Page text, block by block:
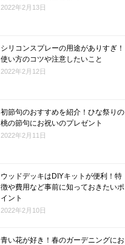
2022年2月13日
シリコンスプレーの用途がありすぎ！
使い方のコツや注意したいこと
2022年2月12日
初節句のおすすめを紹介！ひな祭りの
桃の節句にお祝いのプレゼント
2022年2月11日
ウッドデッキはDIYキットが便利！特
徴や費用など事前に知っておきたいポ
イント
2022年2月10日
青い花が好き！春のガーデニングにお